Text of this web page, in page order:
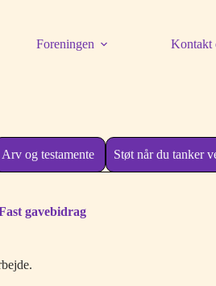
Foreningen Kontakt
Arv og testamente Støt når du tanker
gavebidrag